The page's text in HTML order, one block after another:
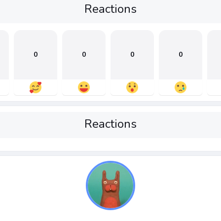
Reactions
0 0 0 0
Reactions